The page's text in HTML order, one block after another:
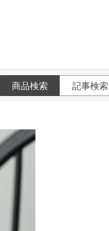
商品検索 記事検索